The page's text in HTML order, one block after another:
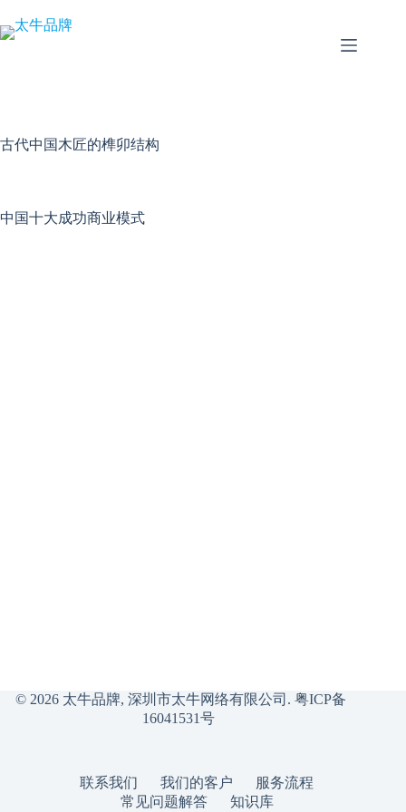
至
古代中国木匠的榫卯结构
中国十大成功商业模式
© 2026 太牛品牌, 深圳市太牛网络有限公司. 粤ICP备
16041531号
联系我们 我们的客户
服务流程
常见问题解答
知识库